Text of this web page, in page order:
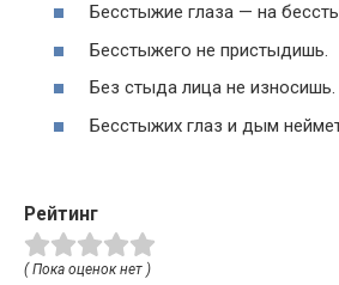
Бесстыжие глаза — на
Бесстыжего не пристыдишь.
Без стыда лица не износишь.
Бесстыжих глаз и дым
Рейтинг
( Пока оценок нет )